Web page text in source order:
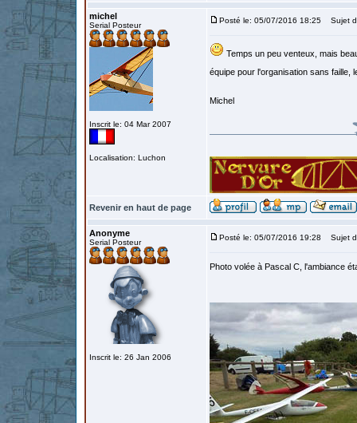
michel
Serial Posteur
Inscrit le: 04 Mar 2007
Localisation: Luchon
Posté le: 05/07/2016 18:25 Sujet
Temps un peu venteux, mais
équipe pour l'organisation sans
Michel
Revenir en haut de page
Anonyme
Serial Posteur
Inscrit le: 26 Jan 2006
Posté le: 05/07/2016 19:28 Sujet
Photo volée à Pascal C, l'ambiance